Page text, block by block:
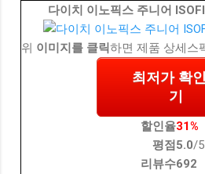
다이치 이노픽스 주니어
위 이미지를 클릭하면 제품 상세스
최저가 확
기
할인율31%
평점 5.0/
리뷰수692